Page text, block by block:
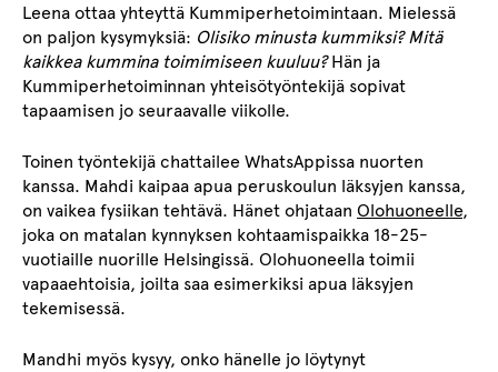
Leena ottaa yhteyttä Kummiperhetoimintaan. Mielessä
on paljon kysymyksiä: Olisiko minusta kummiksi? Mitä
kaikkea kummina toimimiseen kuuluu?Hän ja
Kummiperhetoiminnan yhteisötyöntekijä sopivat
tapaamisen jo seuraavalle viikolle.
Toinen työntekijä chattailee WhatsAppissa nuorten
kanssa. Mahdi kaipaa apua peruskoulun läksyjen kanssa,
on vaikea fysiikan tehtävä. Hänet ohjataan Olohuoneelle,
joka on matalan kynnyksen kohtaamispaikka 18-25-
vuotiaille nuorille Helsingissä. Olohuoneella toimii
vapaaehtoisia, joilta saa esimerkiksi apua läksyjen
tekemisessä.
Mandhi myös kysyy, onko hänelle jo löytynyt